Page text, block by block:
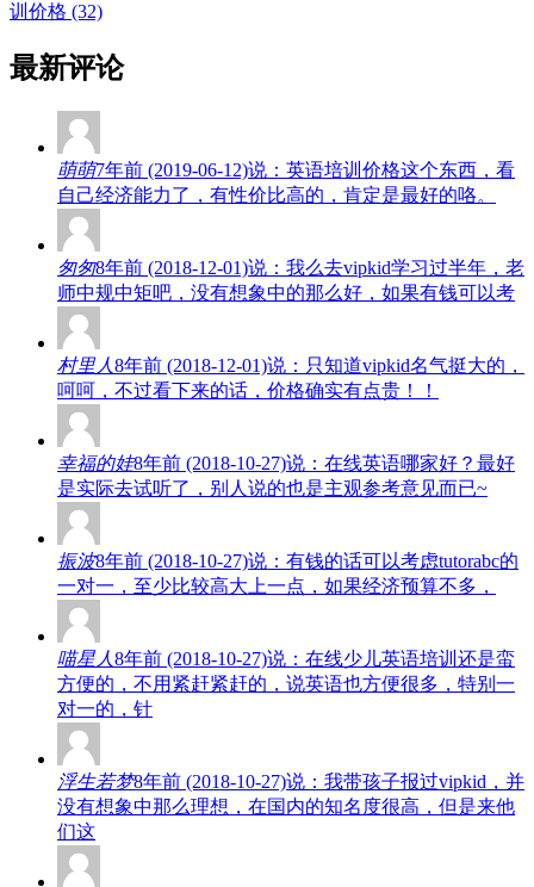
训价格 (32)
最新评论
萌萌7年前 (2019-06-12)说：英语培训价格这个东西，看
自己经济能力了，有性价比高的，肯定是最好的咯。
匆匆8年前 (2018-12-01)说：我么去vipkid学习过半年，老
师中规中矩吧，没有想象中的那么好，如果有钱可以考
村里人8年前 (2018-12-01)说：只知道vipkid名气挺大的，
呵呵，不过看下来的话，价格确实有点贵！！
幸福的娃8年前 (2018-10-27)说：在线英语哪家好？最好
是实际去试听了，别人说的也是主观参考意见而已~
振波8年前 (2018-10-27)说：有钱的话可以考虑tutorabc的
一对一，至少比较高大上一点，如果经济预算不多，
喵星人8年前 (2018-10-27)说：在线少儿英语培训还是蛮
方便的，不用紧赶紧赶的，说英语也方便很多，特别一
对一的，针
浮生若梦8年前 (2018-10-27)说：我带孩子报过vipkid，并
没有想象中那么理想，在国内的知名度很高，但是来他
们这